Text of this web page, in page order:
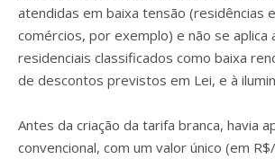
atendidas em baixa tensão (residências
comércios, por exemplo) e não se aplica
residenciais classificados como baixa
de descontos previstos em Lei, e à
Antes da criação da tarifa branca, havia
convencional, com um valor único (em